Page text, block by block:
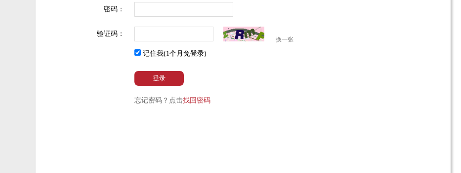
密码：
验证码：
换一张
记住我(1个月免登录)
登录
忘记密码？点击找回密码